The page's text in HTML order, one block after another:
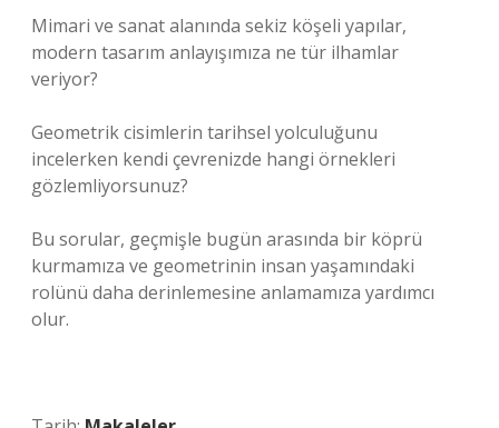
Mimari ve sanat alanında sekiz köşeli yapılar,
modern tasarım anlayışımıza ne tür ilhamlar
veriyor?
Geometrik cisimlerin tarihsel yolculuğunu
incelerken kendi çevrenizde hangi örnekleri
gözlemliyorsunuz?
Bu sorular, geçmişle bugün arasında bir köprü
kurmamıza ve geometrinin insan yaşamındaki
rolünü daha derinlemesine anlamamıza yardımcı
olur.